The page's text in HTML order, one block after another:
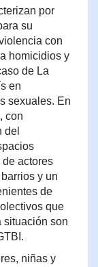
por
su
con
homicidios y
de La
en
sexuales. En
con
del
actores
y un
de
que
situación son
niñas y